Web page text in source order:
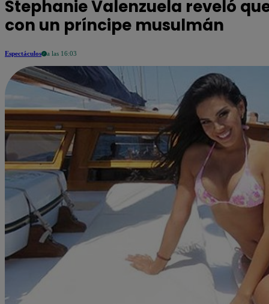
Stephanie Valenzuela reveló
con un príncipe musulmán
Espectáculos a las 16:03